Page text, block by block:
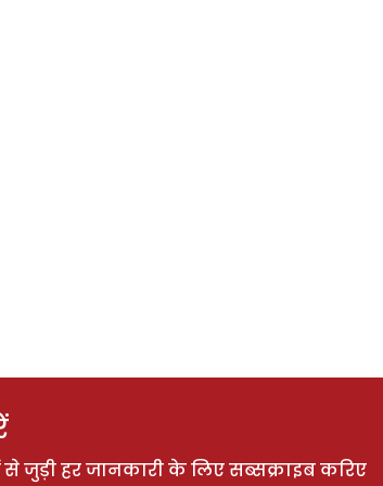
जुड़ी हर जानकारी के लिए सब्सक्राइब करिए